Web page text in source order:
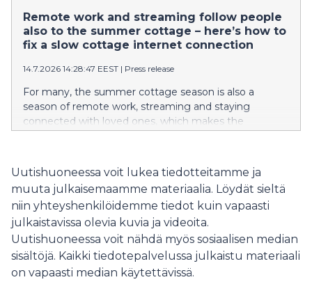
kohdannut haasteita nettiyhteytensä kanssa. Vaikka
ongelmia esiintyy yleisimmin kodin
internetyhteyksissä, myös mökeillä yhteyden hitaus tai
käyttäjistä. Moni ongelmista ratkeaa kuitenkin jo
yksinkertaisilla toimenpiteillä, joista helpoin on
modeemin uudelleenkäynnistys.
Remote work and streaming follow people
also to the summer cottage – here’s how to
fix a slow cottage internet connection
14.7.2026 14:28:47 EEST | Press release
For many, the summer cottage season is also a
season of remote work, streaming and staying
connected with loved ones, which makes the
Digital Life survey, 21% of Finns have encountered
challenges with their internet connection. Although
problems occur most commonly with home internet
connections, slow or non-functioning connections at
summer cottages also cause headaches for some
users. However, many of these problems can be
solved with simple measures, the easiest of which is
restarting the modem.
Uutishuoneessa voit lukea tiedotteitamme ja
muuta julkaisemaamme materiaalia. Löydät sieltä
niin yhteyshenkilöidemme tiedot kuin vapaasti
julkaistavissa olevia kuvia ja videoita.
Uutishuoneessa voit nähdä myös sosiaalisen median
sisältöjä. Kaikki tiedotepalvelussa julkaistu materiaali
on vapaasti median käytettävissä.